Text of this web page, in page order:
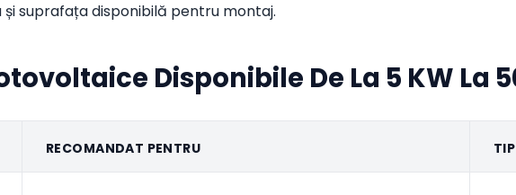
suprafața disponibilă pentru montaj.
Disponibile De La 5 KW La
RECOMANDAT PENTRU